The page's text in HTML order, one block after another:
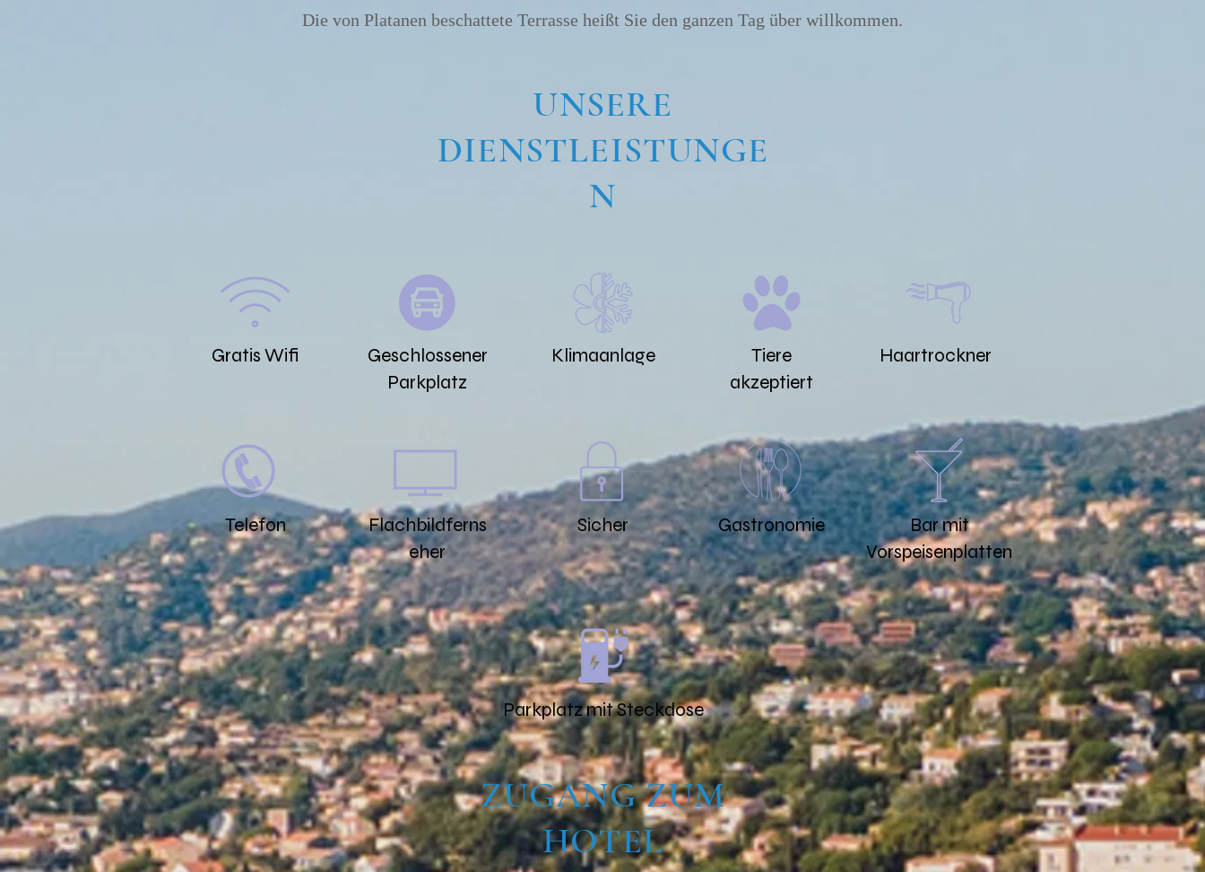
Die von Platanen beschattete Terrasse heißt Sie den ganzen Tag über willkommen.
UNSERE
DIENSTLEISTUNGE
N
Gratis Wifi
Telefon
Geschlossener
Parkplatz
Flachbildferns
eher
Klimaanlage
Sicher
Tiere
akzeptiert
Gastronomie
Haartrockner
Bar mit
Vorspeisenplatten
Parkplatz mit Steckdose
ZUGANG ZUM
HOTEL